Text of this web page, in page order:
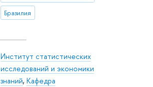
Бразилия
Институт статистических
исследований и экономики
знаний,Кафедра